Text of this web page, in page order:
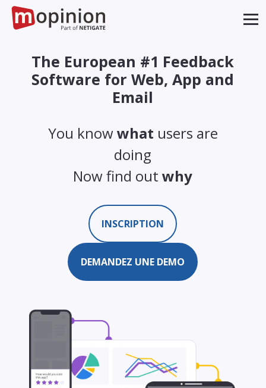
The European #1 Feedback
Software for Web, App and
Email
You knowwhat users are
doing
Now find outwhy
INSCRIPTION
DEMANDEZ UNE DEMO